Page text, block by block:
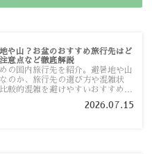
や山？お盆のおすすめ旅行先はど
意点など徹底解説
の国内旅行先を紹介。避暑地や山
のか、旅行先の選び方や混雑状
較的混雑を避けやすいおすすめス
2026.07.15